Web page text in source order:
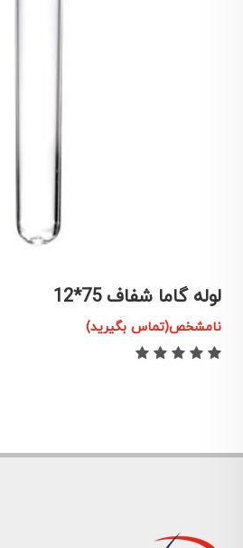
لوله گاما شفاف 75*12
نامشخص(تماس بگیرید)